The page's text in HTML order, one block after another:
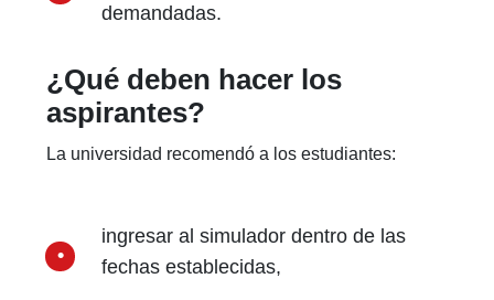
demandadas.
¿Qué deben hacer los
aspirantes?
La universidad recomendó a los estudiantes:
ingresar al simulador dentro de las
fechas establecidas,